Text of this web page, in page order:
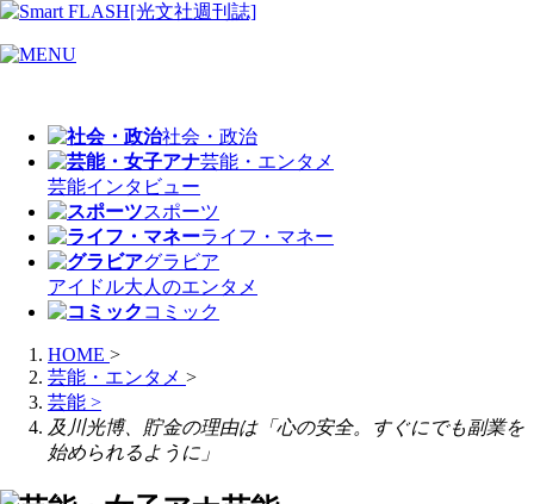
社会・政治
芸能・エンタメ
芸能インタビュー
スポーツ
ライフ・マネー
グラビア
アイドル大人のエンタメ
コミック
HOME >
芸能・エンタメ >
芸能 >
及川光博、貯金の理由は「心の安全。すぐにでも副業を
始められるように」